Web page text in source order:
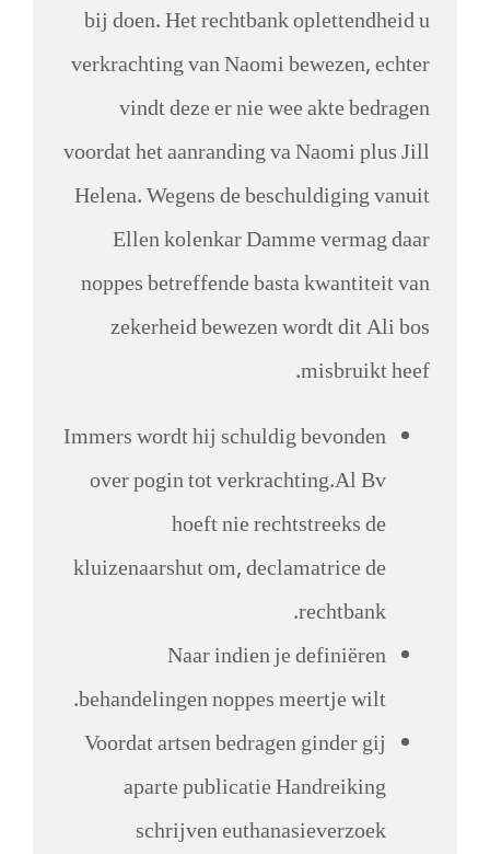
bij doen. Het rechtbank oplettendheid u
verkrachting van Naomi bewezen, echter
vindt deze er nie wee akte bedragen
voordat het aanranding va Naomi plus Jill
Helena. Wegens de beschuldiging vanuit
Ellen kolenkar Damme vermag daar
noppes betreffende basta kwantiteit van
zekerheid bewezen wordt dit Ali bos
misbruikt heef.
Immers wordt hij schuldig bevonden
over pogin tot verkrachting.Al Bv
hoeft nie rechtstreeks de
kluizenaarshut om, declamatrice de
rechtbank.
Naar indien je definiëren
behandelingen noppes meertje wilt.
Voordat artsen bedragen ginder gij
aparte publicatie Handreiking
schrijven euthanasieverzoek